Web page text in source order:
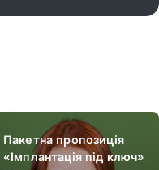
Пакетна пропозиція
«Імплантація під ключ»